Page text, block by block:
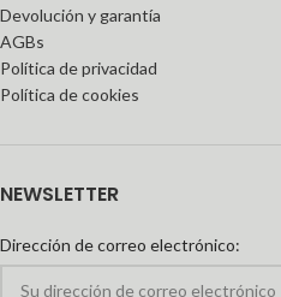
Devolución y garantía
AGBs
Política de privacidad
Política de cookies
NEWSLETTER
Dirección de correo electrónico: